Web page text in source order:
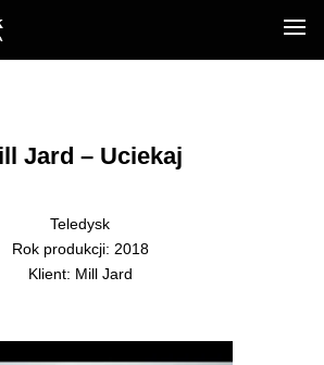
Jard – Uciekaj
Teledysk
Rok produkcji: 2018
Klient: Mill Jard